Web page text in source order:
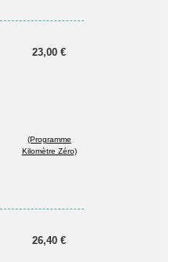
23,00 €
(Programme
Kilomètre Zéro)
26,40 €